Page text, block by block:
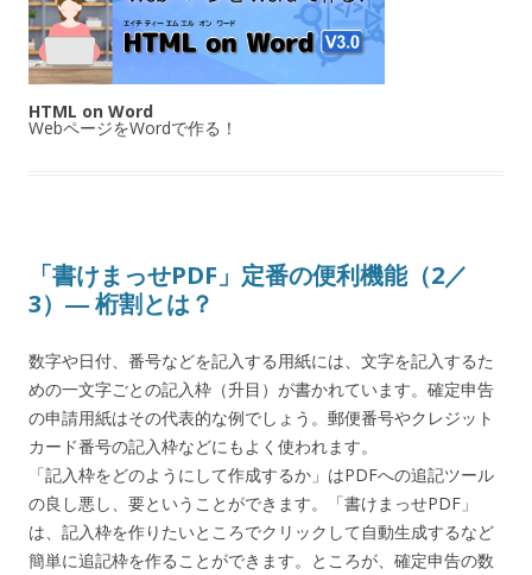
HTML on Word
WebページをWordで作る！
「書けまっせPDF」定番の便利機能（2／
3）― 桁割とは？
数字や日付、番号などを記入する用紙には、文字を記入するた
めの一文字ごとの記入枠（升目）が書かれています。確定申告
の申請用紙はその代表的な例でしょう。郵便番号やクレジット
カード番号の記入枠などにもよく使われます。
「記入枠をどのようにして作成するか」はPDFへの追記ツール
の良し悪し、要ということができます。「書けまっせPDF」
は、記入枠を作りたいところでクリックして自動生成するなど
簡単に追記枠を作ることができます。ところが、確定申告の数